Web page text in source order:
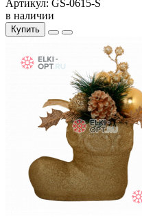
Артикул: GS-0615-S
в наличии
Купить